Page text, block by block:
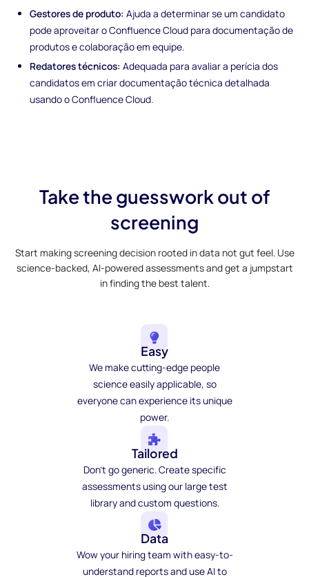
Gestores de produto: Ajuda a determinar se um candidato
pode aproveitar o Confluence Cloud para documentação de
produtos e colaboração em equipe.
Redatores técnicos: Adequada para avaliar a perícia dos
candidatos em criar documentação técnica detalhada
usando o Confluence Cloud.
Take the guesswork out of
screening
Start making screening decision rooted in data not gut feel. Use
science-backed, AI-powered assessments and get a jumpstart
in finding the best talent.
Easy
We make cutting-edge people
science easily applicable, so
everyone can experience its unique
power.
Tailored
Don't go generic. Create specific
assessments using our large test
library and custom questions.
Data
Wow your hiring team with easy-to-
understand reports and use AI to